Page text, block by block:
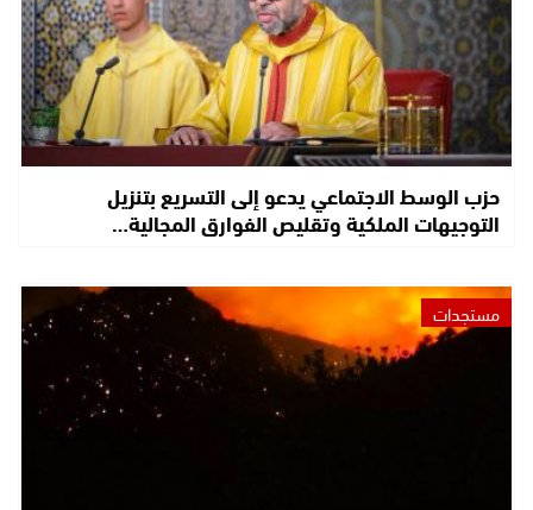
حزب الوسط الاجتماعي يدعو إلى التسريع بتنزيل
التوجيهات الملكية وتقليص الفوارق المجالية…
مستجدات